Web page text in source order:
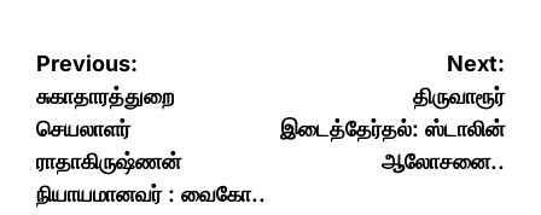
Post
navigation
Previous:
சுகாதாரத்துறை
செயலாளர்
ராதாகிருஷ்ணன்
நியாயமானவர் : வைகோ..
Next:
திருவாரூர்
இடைத்தேர்தல்: ஸ்டாலின்
ஆலோசனை..